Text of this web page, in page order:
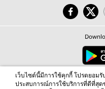
© 2026 readAwrite.com by
This site is protected by reCAPTCHA and
เว็บไซต์นี้มีการใช้คุกกี้ โปรดยอมรั
ประสบการณ์การใช้บริการที่ดีที่สุ